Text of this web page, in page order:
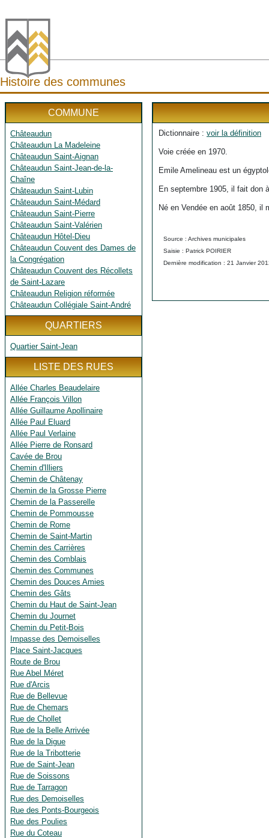
Histoire des communes
COMMUNE
Châteaudun
Châteaudun La Madeleine
Châteaudun Saint-Aignan
Châteaudun Saint-Jean-de-la-
Chaîne
Châteaudun Saint-Lubin
Châteaudun Saint-Médard
Châteaudun Saint-Pierre
Châteaudun Saint-Valérien
Châteaudun Hôtel-Dieu
Châteaudun Couvent des Dames de
la Congrégation
Châteaudun Couvent des Récollets
de Saint-Lazare
Châteaudun Religion réformée
Châteaudun Collégiale Saint-André
QUARTIERS
Quartier Saint-Jean
LISTE DES RUES
Allée Charles Beaudelaire
Allée François Villon
Allée Guillaume Apollinaire
Allée Paul Eluard
Allée Paul Verlaine
Allée Pierre de Ronsard
Cavée de Brou
Chemin d'Illiers
Chemin de Châtenay
Chemin de la Grosse Pierre
Chemin de la Passerelle
Chemin de Pommousse
Chemin de Rome
Chemin de Saint-Martin
Chemin des Carrières
Chemin des Comblais
Chemin des Communes
Chemin des Douces Amies
Chemin des Gâts
Chemin du Haut de Saint-Jean
Chemin du Journet
Chemin du Petit-Bois
Impasse des Demoiselles
Place Saint-Jacques
Route de Brou
Rue Abel Méret
Rue d'Arcis
Rue de Bellevue
Rue de Chemars
Rue de Chollet
Rue de la Belle Arrivée
Rue de la Digue
Rue de la Tribotterie
Rue de Saint-Jean
Rue de Soissons
Rue de Tarragon
Rue des Demoiselles
Rue des Ponts-Bourgeois
Rue des Poulies
Rue du Coteau
Dictionnaire : voir la définition
Voie créée en 1970.
Emile Amelineau est un
En septembre 1905, il fait don
Né en Vendée en août 1850, il
Source : Archives municipales
Saisie : Patrick POIRIER
Dernière modification : 21 Janvier